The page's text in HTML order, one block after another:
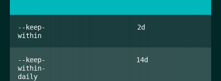
--keep-
within
2d
--keep-
within-
daily
14d